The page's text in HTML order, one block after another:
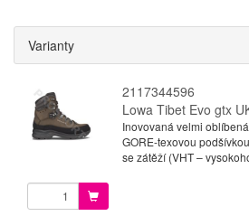
Varianty
2117344596
Lowa Tibet Evo gtx
Inovovaná velmi
GORE-texovou
se zátěží (VHT –